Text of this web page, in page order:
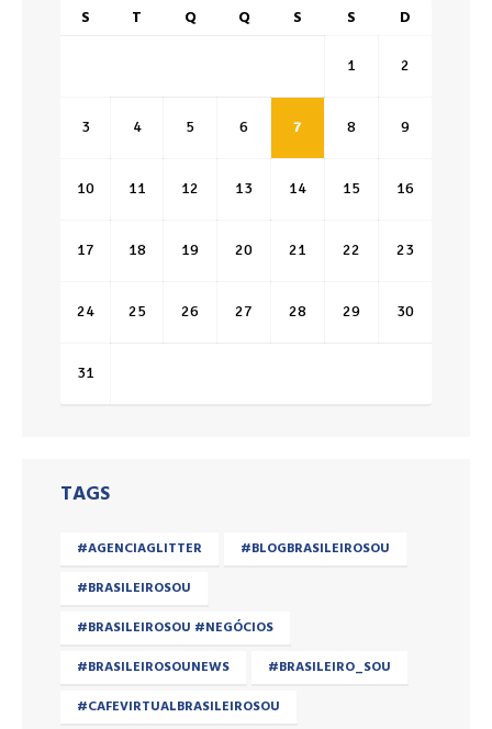
S T Q Q S S D
1 2
3 4 5 6 7 8 9
10 11 12 13 14 15 16
17 18 19 20 21 22 23
24 25 26 27 28 29 30
31
TAGS
#AGENCIAGLITTER
#BLOGBRASILEIROSOU
#BRASILEIROSOU
#BRASILEIROSOU #NEGÓCIOS
#BRASILEIROSOUNEWS
#BRASILEIRO_SOU
#CAFEVIRTUALBRASILEIROSOU